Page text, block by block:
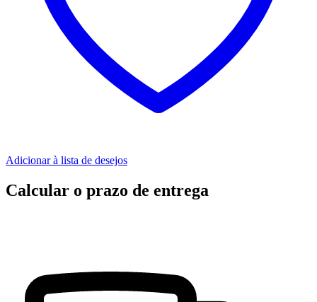
Adicionar à lista de desejos
Calcular o prazo de entrega